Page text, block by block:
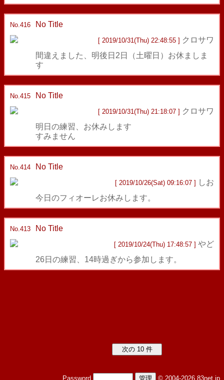
No.416 No Title
[ 2019/10/31(Thu) 22:48:55 ] クロサワ
間違えました、明後日2日（土曜日）お休ましま
す
No.415 No Title
[ 2019/10/31(Thu) 21:18:07 ] クロサワ
明日の練習、お休みします
すみません
No.414 No Title
[ 2019/10/26(Sat) 09:16:07 ] しお
今日のフィオーレお休みします。
No.413 No Title
[ 2019/10/24(Thu) 17:48:57 ] やど
26日の練習、14時過ぎから参加します。
Password © 2004-2026 83net.jp